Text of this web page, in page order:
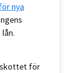
nya
för